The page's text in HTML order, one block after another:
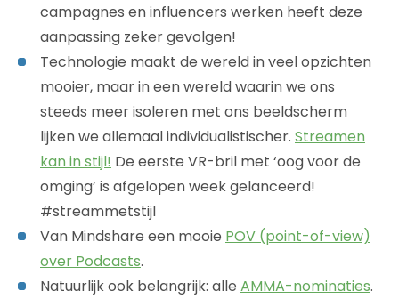
campagnes en influencers werken heeft deze
aanpassing zeker gevolgen!
Technologie maakt de wereld in veel opzichten
mooier, maar in een wereld waarin we ons
steeds meer isoleren met ons beeldscherm
lijken we allemaal individualistischer. Streamen
kan in stijl! De eerste VR-bril met ‘oog voor de
omging’ is afgelopen week gelanceerd!
#streammetstijl
Van Mindshare een mooie POV (point-of-view)
over Podcasts.
Natuurlijk ook belangrijk: alle AMMA-nominaties.